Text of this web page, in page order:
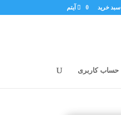
سبد خرید 0 آیتم
حساب کاربری